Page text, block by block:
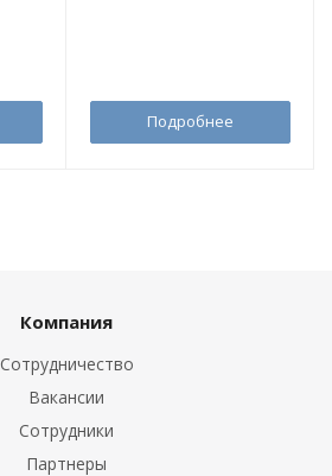
Подробнее
Компания
Сотрудничество
Вакансии
Сотрудники
Партнеры